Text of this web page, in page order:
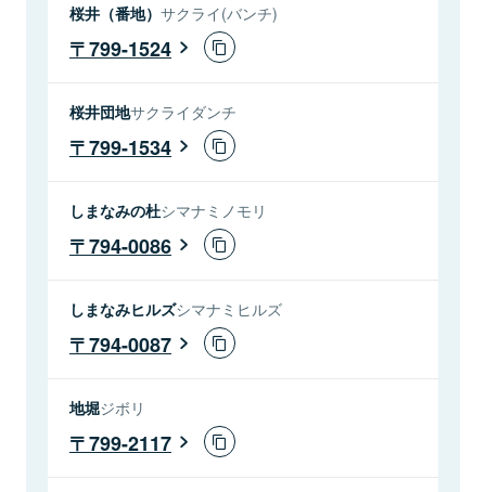
桜井（番地） サクライ(バンチ)
799-1524
桜井団地サクライダンチ
799-1534
しまなみの杜シマナミノモリ
794-0086
しまなみヒルズシマナミヒルズ
794-0087
地堀ジボリ
799-2117